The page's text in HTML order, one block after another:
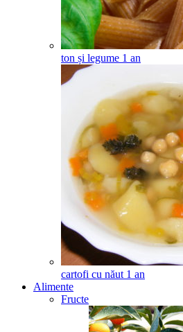
ton și legume 1 an
cartofi cu năut 1 an
Alimente
Fructe